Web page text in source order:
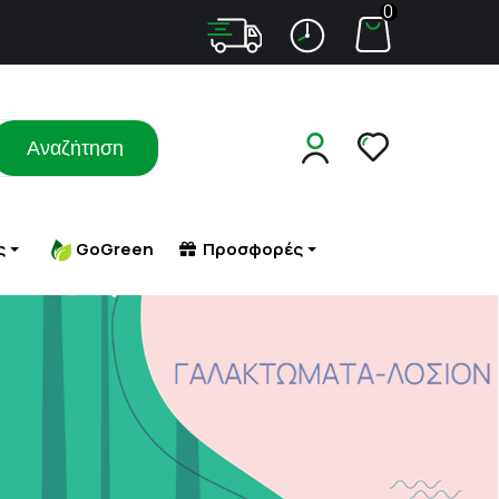
0
Αναζήτηση
ΜΕ
ΚΥΤΤΑΡΙΤΙΔΑ
ΣΥΜΠΛΗΡΩΜΑΤΑ ΔΙΑΤΡΟΦΗΣ
ΣΥΣΦΙΞΗ ΣΤΗΘΟΥΣ
ΠΕΠΤΙΚΟ (ΦΟΥΣΚΩΜΑ - ΔΥΣΠΕΨΙΑ)
ΠΕΤΡΑ - ΑΜΜΟΣ ΣΤΟΥΣ ΝΕΦΡΟΥΣ
ΠΙΕΣΗ
ΠΟΛΥΚΥΣΤΙΚΕΣ ΩΟΘΗΚΕΣ
ΠΟΝΟΚΕΦΑΛΟΣ
ΠΡΟΒΛΗΜΑΤΑ ΟΡΑΣΗΣ
GoGreen Προσφορές